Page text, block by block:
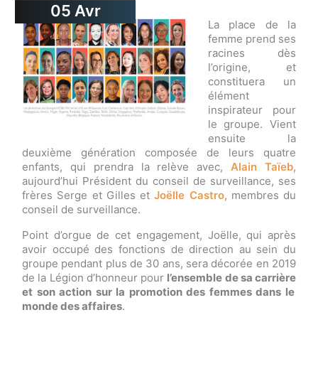
05 Avr
La place de la
femme prend ses
racines dès
l’origine, et
constituera un
élément
inspirateur pour
le groupe. Vient
ensuite la
deuxième génération composée de leurs quatre
enfants, qui prendra la relève avec, Alain Taïeb,
aujourd’hui Président du conseil de surveillance, ses
frères Serge et Gilles etJoëlle Castro, membres du
conseil de surveillance.
Point d’orgue de cet engagement, Joëlle, qui après
avoir occupé des fonctions de direction au sein du
groupe pendant plus de 30 ans, sera décorée en 2019
de la Légion d’honneur pour l’ensemble de sa carrière
et son action sur la promotion des femmes dans le
monde des affaires.